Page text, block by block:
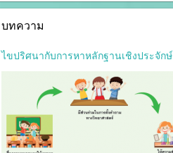
บทความ
ไขปริศนากับการหาหลักฐานเชิงประจักษ์